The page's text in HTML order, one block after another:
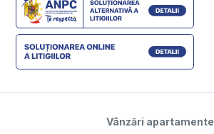
Vânzări apartamente